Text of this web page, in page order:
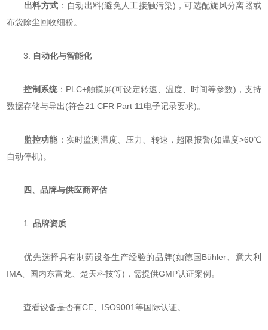
​出料方式​ ​：自动出料(避免人工接触污染)，可选配旋风分离器或
布袋除尘回收细粉。
3. ​ ​自动化与智能化​
​​控制系统​​：PLC+触摸屏(可设定转速、温度、时间等参数)，支持
数据存储与导出(符合21 CFR Part 11电子记录要求)。
​监控功能​​：实时监测温度、压力、转速，超限报警(如温度>60℃
自动停机)。
​四、品牌与供应商评估​
1. ​​品牌资质​
优先选择具有制药设备生产经验的品牌(如德国Bühler、意大利
IMA、国内东富龙、楚天科技等)，需提供GMP认证案例。
查看设备是否有CE、ISO9001等国际认证。